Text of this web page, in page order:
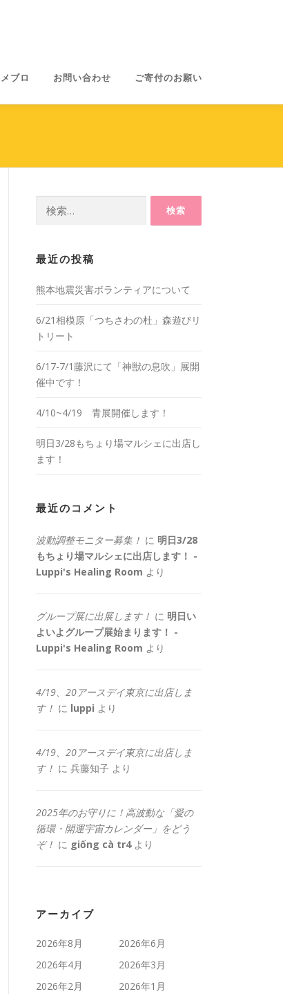
ブロ お問い合わせ ご寄付のお願い
最近の投稿
熊本地震災害ボランティアについて
6/21相模原「つちさわの杜」森遊びリ
トリート
6/17-7/1藤沢にて「神獣の息吹」展開
催中です！
4/10~4/19 青展開催します！
明日3/28もちょり場マルシェに出店し
ます！
最近のコメント
波動調整モニター募集！ に 明日3/28
もちょり場マルシェに出店します！ -
Luppi's Healing Room より
グループ展に出展します！ に 明日い
よいよグループ展始まります！ -
Luppi's Healing Room より
4/19、20アースデイ東京に出店しま
す！ に luppi より
4/19、20アースデイ東京に出店しま
す！ に 兵藤知子 より
2025年のお守りに！高波動な「愛の
循環・開運宇宙カレンダー」をどう
ぞ！ に giống cà tr4より
アーカイブ
2026年8月
2026年6月
2026年4月
2026年3月
2026年2月
2026年1月